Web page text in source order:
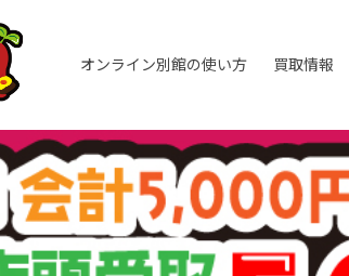
オンライン別館の使い方 買取情報